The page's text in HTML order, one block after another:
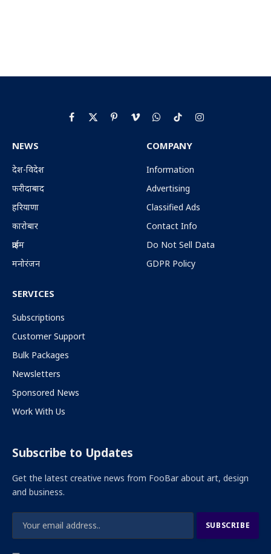
Facebook
X
PinterestVimeoWhatsApp
TikTokInstagram
NEWS
देश-विदेश
फरीदाबाद
हरियाणा
कारोबार
क्राईम
मनोरंजन
COMPANY
Information
Advertising
Classified Ads
Contact Info
Do Not Sell Data
GDPR Policy
SERVICES
Subscriptions
Customer Support
Bulk Packages
Newsletters
Sponsored News
Work With Us
Subscribe to Updates
Get the latest creative news from FooBar about art, design
and business.